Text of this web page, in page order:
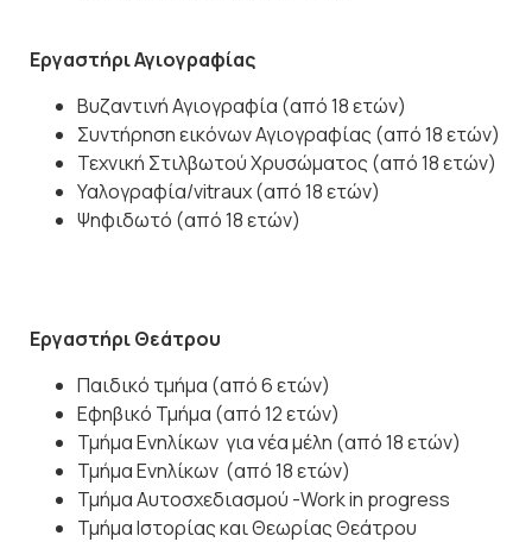
Εργαστήρι Αγιογραφίας
Βυζαντινή Αγιογραφία (από 18 ετών)
Συντήρηση εικόνων Αγιογραφίας (από 18 ετών)
Τεχνική Στιλβωτού Χρυσώματος (από 18 ετών)
Υαλογραφία/vitraux (από 18 ετών)
Ψηφιδωτό (από 18 ετών)
Εργαστήρι Θεάτρου
Παιδικό τμήμα (από 6 ετών)
Εφηβικό Τμήμα (από 12 ετών)
Τμήμα Ενηλίκων για νέα μέλη (από 18 ετών)
Τμήμα Ενηλίκων (από 18 ετών)
Τμήμα Αυτοσχεδιασμού -Work in progress
Τμήμα Ιστορίας και Θεωρίας Θεάτρου